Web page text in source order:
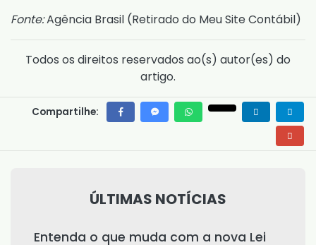
Fonte:Agência Brasil (Retirado do Meu Site Contábil)
Todos os direitos reservados ao(s) autor(es) do
artigo.
Compartilhe:
ÚLTIMAS NOTÍCIAS
Entenda o que muda com a nova Lei